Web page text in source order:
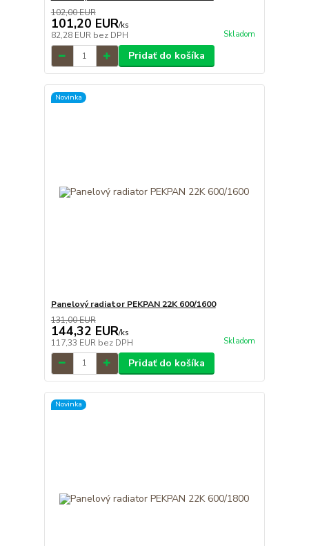
102,00 EUR
101,20 EUR/ks
82,28 EUR bez DPH Skladom
Pridať do košíka
Novinka
Panelový radiator PEKPAN 22K 600/1600
131,00 EUR
144,32 EUR/ks
117,33 EUR bez DPH Skladom
Pridať do košíka
Novinka